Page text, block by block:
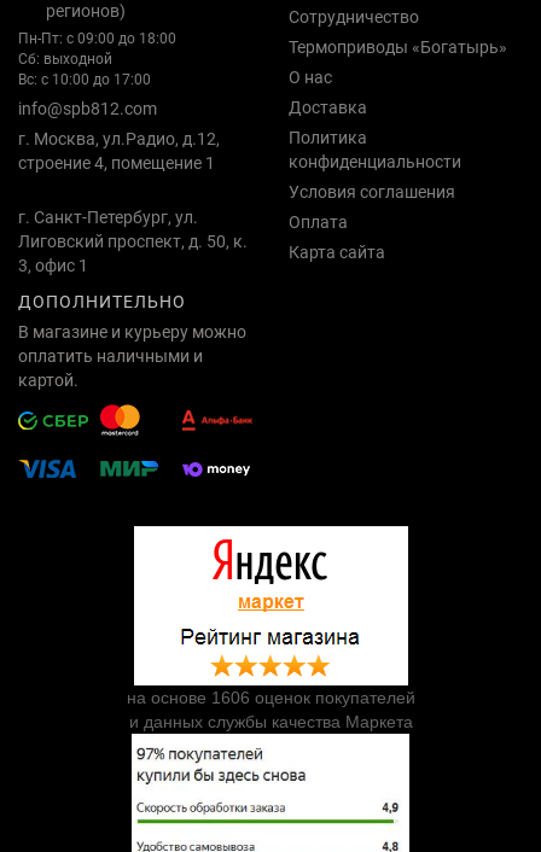
регионов)
Пн-Пт: с 09:00 до 18:00
Сб: выходной
Вс: с 10:00 до 17:00
info@spb812.com
г. Москва, ул.Радио, д.12,
строение 4, помещение 1
г. Санкт-Петербург, ул.
Лиговский проспект, д. 50, к.
3, офис 1
Сотрудничество
Термоприводы «Богатырь»
О нас
Доставка
Политика
конфиденциальности
Условия соглашения
Оплата
Карта сайта
ДОПОЛНИТЕЛЬНО
В магазине и курьеру можно
оплатить наличными и
картой.
на основе 1606 оценок покупателей
и данных службы качества Маркета